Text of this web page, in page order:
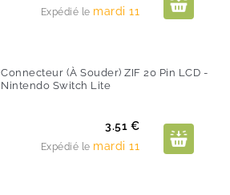
Expédié le mardi 11
Connecteur (à Souder) ZIF 20 Pin LCD -
Nintendo Switch Lite
Prix
3.51 €
Expédié le mardi 11